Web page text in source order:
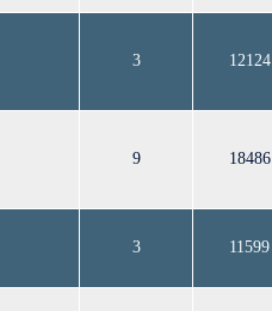
3 12124
9 18486
3 11599